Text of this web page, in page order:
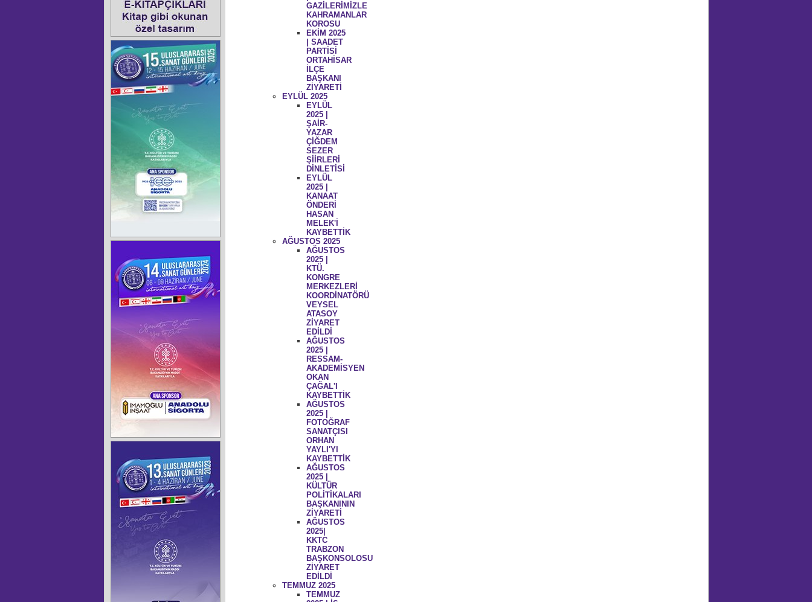
GAZİLERİMİZLE
KAHRAMANLAR
KOROSU
EKİM 2025
| SAADET
PARTİSİ
ORTAHİSAR
İLÇE
BAŞKANI
ZİYARETİ
EYLÜL 2025
EYLÜL
2025 |
ŞAİR-
YAZAR
ÇİĞDEM
SEZER
ŞİİRLERİ
DİNLETİSİ
EYLÜL
2025 |
KANAAT
ÖNDERİ
HASAN
MELEK'İ
KAYBETTİK
AĞUSTOS 2025
AĞUSTOS
2025 |
KTÜ.
KONGRE
MERKEZLERİ
KOORDİNATÖRÜ
VEYSEL
ATASOY
ZİYARET
EDİLDİ
AĞUSTOS
2025 |
RESSAM-
AKADEMİSYEN
OKAN
ÇAĞAL'I
KAYBETTİK
AĞUSTOS
2025 |
FOTOĞRAF
SANATÇISI
ORHAN
YAYLI'YI
KAYBETTİK
AĞUSTOS
2025 |
KÜLTÜR
POLİTİKALARI
BAŞKANININ
ZİYARETİ
AĞUSTOS
2025|
KKTC
TRABZON
BAŞKONSOLOSU
ZİYARET
EDİLDİ
TEMMUZ 2025
TEMMUZ